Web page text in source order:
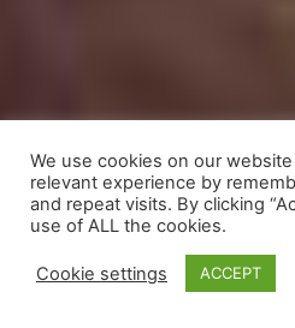
We use cookies on our
relevant experience by
and repeat visits. By clicking
use of ALL the cookies.
Cookie settings ACCEPT